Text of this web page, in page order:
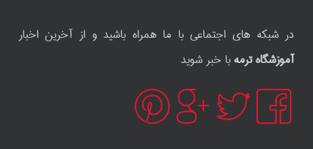
در شبکه های اجتماعی با ما همراه باشید و از آخرین اخبار
آموزشگاه ترمهبا خبر شوید